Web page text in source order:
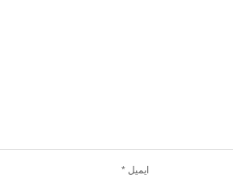
ایمیل *